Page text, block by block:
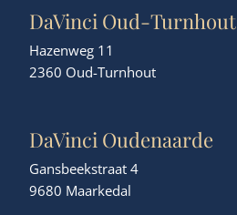
DaVinci Oud-Turnhout
Hazenweg 11
2360 Oud-Turnhout
DaVinci Oudenaarde
Gansbeekstraat 4
9680 Maarkedal